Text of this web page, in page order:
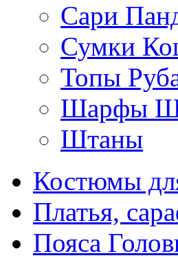
Сари
Сумки
Топы
Шарфы
Штаны
Костюмы
Платья,
Пояса